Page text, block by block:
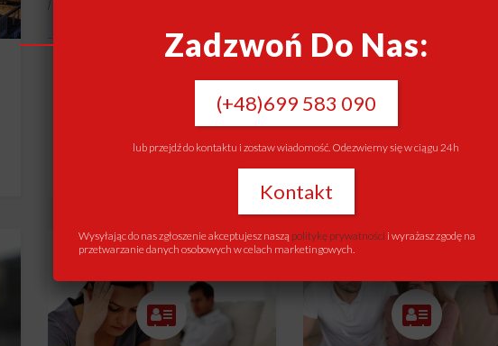
SKUP NIERUCHOMOŚCI
SKUP
Z KOMORNIKIEM
Zadzwoń Do Nas:
(+48)699 583 090
lub przejdź do kontaktu i zostaw wiadomość. Odezwiemy się w ciągu 24h
Kontakt
Wysyłając do nas zgłoszenie akceptujesz naszą politykę prywatności i wyrażasz zgodę na
przetwarzanie danych osobowych w celach marketingowych.